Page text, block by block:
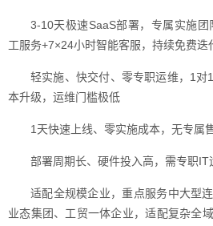
3-10天极速SaaS部署，专属实施
工服务+7×24小时智能客服，持续免费迭
轻实施、快交付、零专职运维，1对
本升级，运维门槛极低
1天快速上线、零实施成本，无专属
部署周期长、硬件投入高，需专职
适配全规模企业，重点服务中大型
业态集团、工贸一体企业，适配复杂全